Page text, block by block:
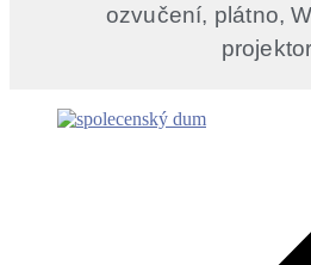
ozvučení, plátno,
projektor